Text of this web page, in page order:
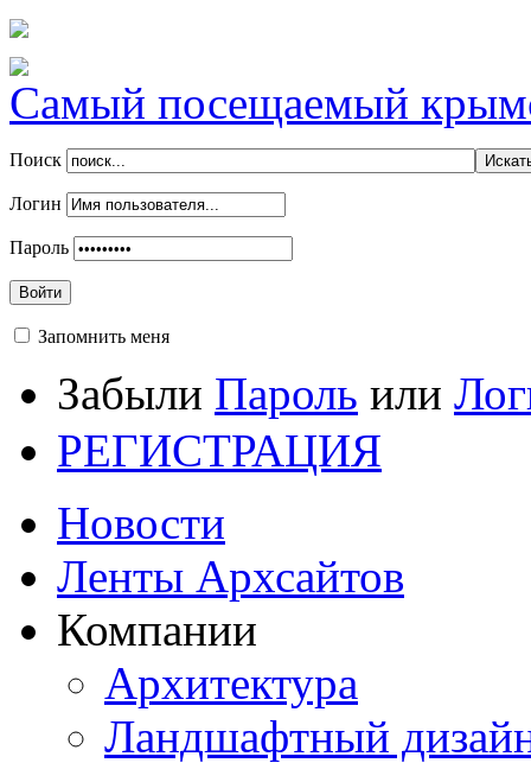
Самый посещаемый
Поиск
Логин
Пароль
Войти
Запомнить меня
Забыли Пароль или
РЕГИСТРАЦИЯ
Новости
Ленты Архсайтов
Компании
Архитектура
Ландшафтный